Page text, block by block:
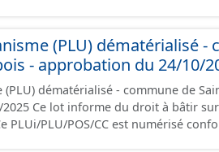
orientations d'aménagement et les
papier font foi et sont
(PLU) dématérialisé -
- approbation du 24/10/
dématérialisé - commune de
de
PLUi/PLU/POS/CC est numérisé